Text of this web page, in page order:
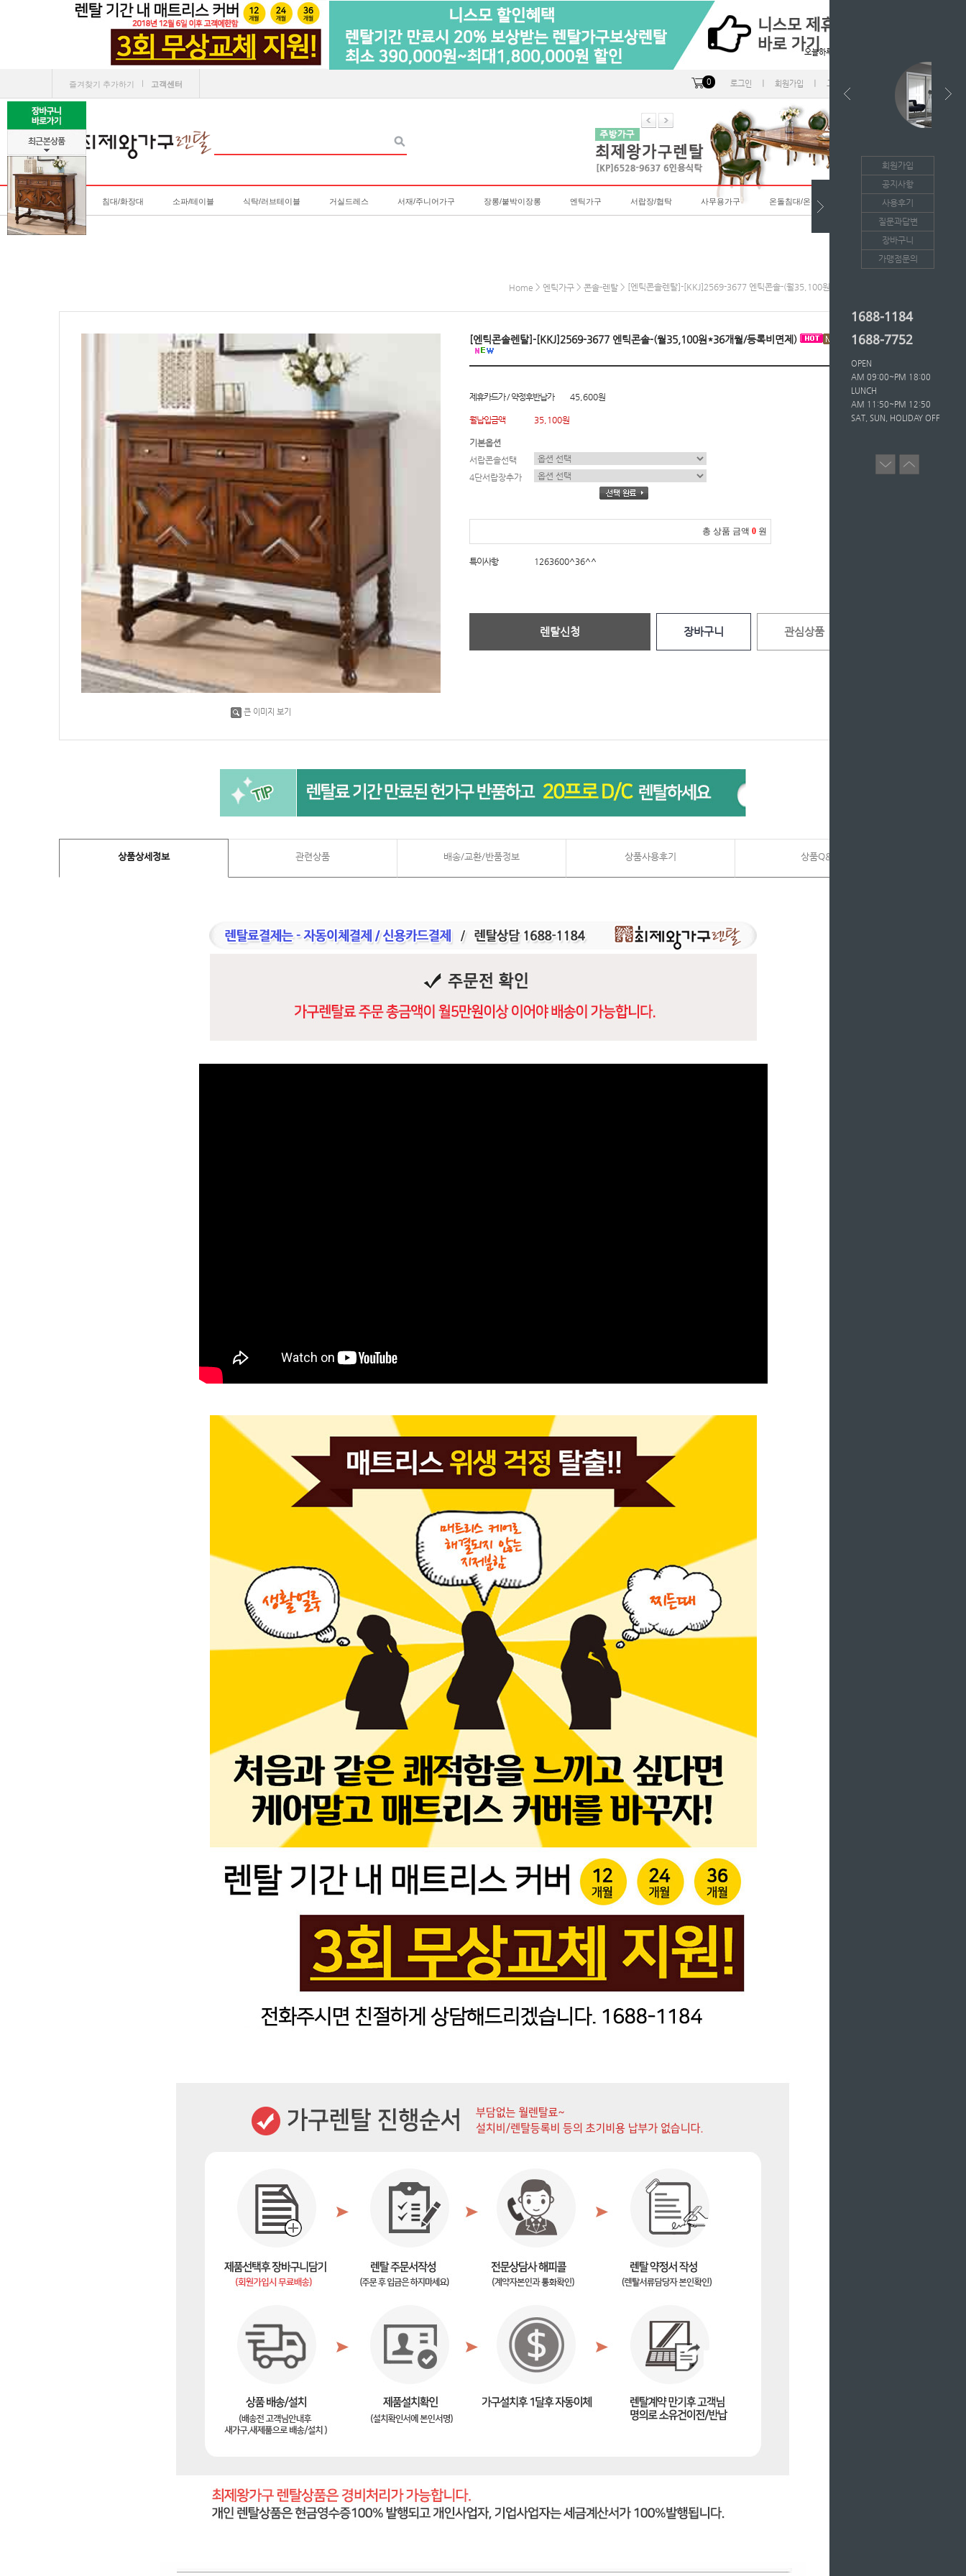
오늘하루 열지않음
즐겨찾기 추가하기 ㅣ 고객센터 0 로그인 회원가입 고객센터 마이페이지
침대/화장대 소파/테이블 식탁/러브테이블 거실드레스 서재/주니어가구 장롱/붙박이장롱 엔틱가구 서랍장/협탁 사무용가구 온돌침대/온돌소파
Home > 엔틱가구 > 콘솔-렌탈 > [엔틱콘솔렌탈]-[KKJ]2569-3677 엔틱콘솔-(월35,100원*36개월/등록비면제)
큰 이미지 보기
[엔틱콘솔렌탈]-[KKJ]2569-3677 엔틱콘솔-(월35,100원*36개월/등록비면제)
제휴카드가 / 약정후반납가 45,600원
월납입금액 35,100원
기본옵션
서랍콘솔선택
4단서랍장추가
총 상품 금액 0 원
특이사항 1263600^36^^
렌탈신청 장바구니 관심상품
상품상세정보 관련상품 배송/교환/반품정보 상품사용후기 상품Q&A
회원가입
공지사항
사용후기
질문과답변
장바구니
가맹점문의
1688-1184
1688-7752
OPEN
AM 09:00~PM 18:00
LUNCH
AM 11:50~PM 12:50
SAT, SUN, HOLIDAY OFF